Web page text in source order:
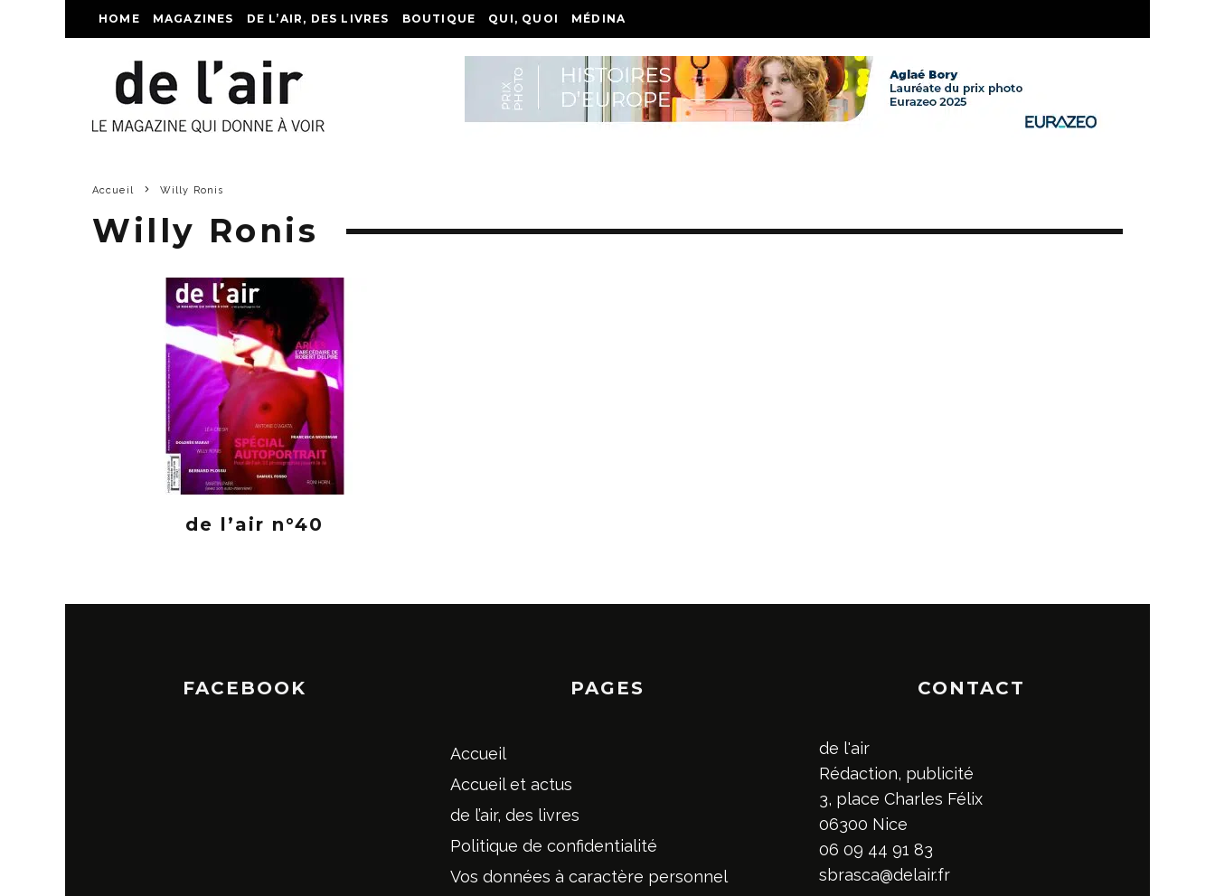
HOME MAGAZINES DE L’AIR, DES LIVRES BOUTIQUE QUI, QUOI MÉDINA
Accueil Willy Ronis
Willy Ronis
de l’air n°40
FACEBOOK PAGES
Accueil
Accueil et actus
de l’air, des livres
Politique de confidentialité
Vos données à caractère personnel
CONTACT
de l'air
Rédaction, publicité
3, place Charles Félix
06300 Nice
06 09 44 91 83
sbrasca@delair.fr